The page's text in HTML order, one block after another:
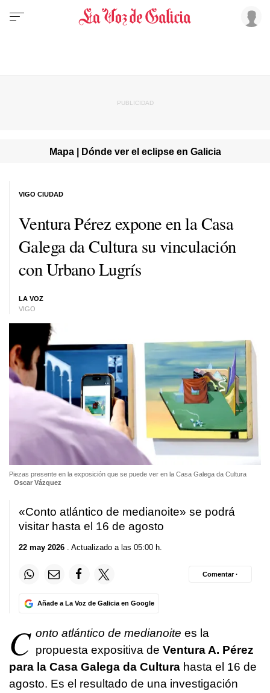
Mapa | Dónde ver el eclipse en Galicia
Ventura Pérez expone en la Casa
Galega da Cultura su vinculación
con Urbano Lugrís
LA VOZ
VIGO
VIGO CIUDAD
Piezas presente en la exposición que se puede ver en la Casa Galega da Cultura
Oscar Vázquez
«Conto atlántico de medianoite» se podrá
visitar hasta el 16 de agosto
22 may 2026 . Actualizado a las 05:00 h.
Añade a La Voz de Galicia en Google
Comentar ·
C onto atlántico de medianoite es la
propuesta expositiva de Ventura A. Pérez
para la Casa Galega da Cultura hasta el 16 de
agosto. Es el resultado de una investigación